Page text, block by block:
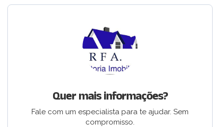
Quer mais informações?
Fale com um especialista para te ajudar. Sem
compromisso.